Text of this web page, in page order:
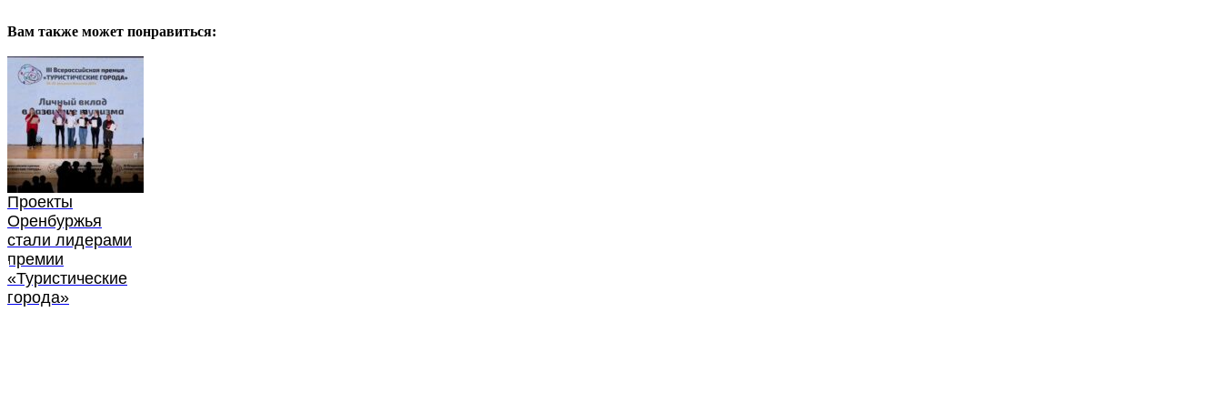
Вам также может понравиться:
Проекты
Оренбуржья
стали лидерами
премии
«Туристические
города»